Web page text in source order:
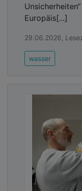
Europäis[...]
29.06.2026,
wasser